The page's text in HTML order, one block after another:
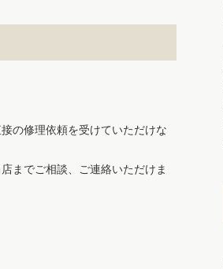
の修理依頼を受けていただけな
までご相談、ご連絡いただけま